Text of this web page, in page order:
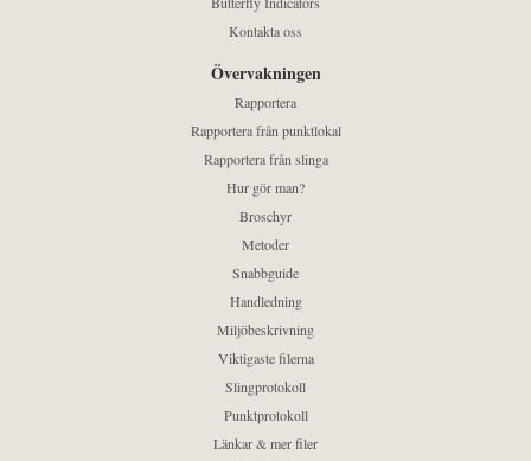
Kontakta oss
Övervakningen
Rapportera
Rapportera från punktlokal
Rapportera från slinga
Hur gör man?
Broschyr
Metoder
Snabbguide
Handledning
Miljöbeskrivning
Viktigaste filerna
Slingprotokoll
Punktprotokoll
Länkar & mer filer